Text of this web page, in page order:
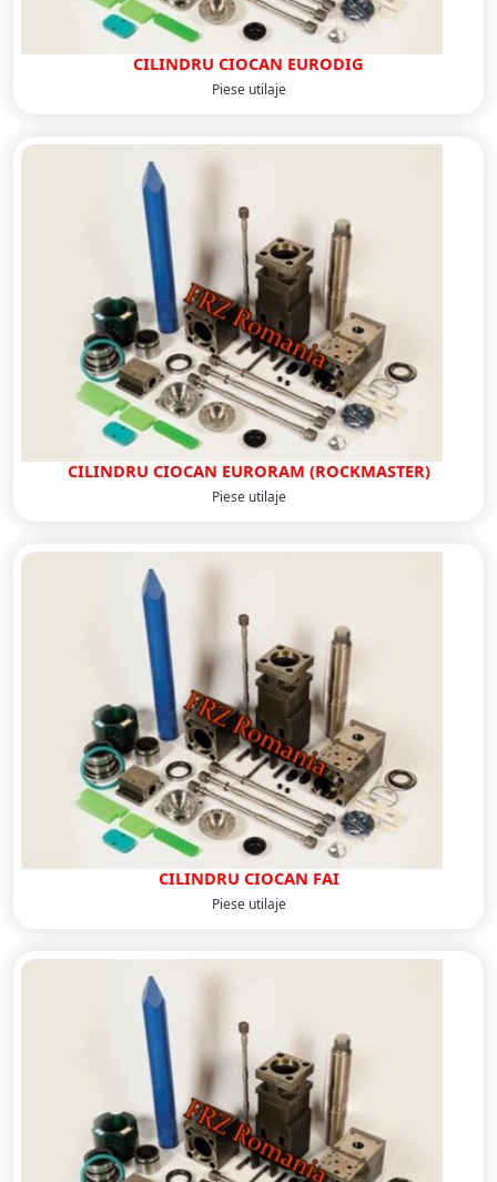
CILINDRU CIOCAN EURODIG
Piese utilaje
CILINDRU CIOCAN EURORAM (ROCKMASTER)
Piese utilaje
CILINDRU CIOCAN FAI
Piese utilaje